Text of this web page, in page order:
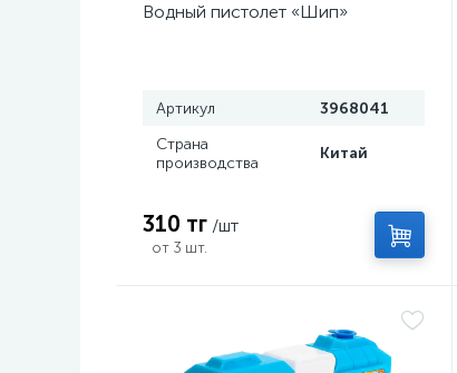
Водный пистолет «Шип»
Артикул
3968041
Страна
производства
Китай
310 тг /шт
от 3 шт.